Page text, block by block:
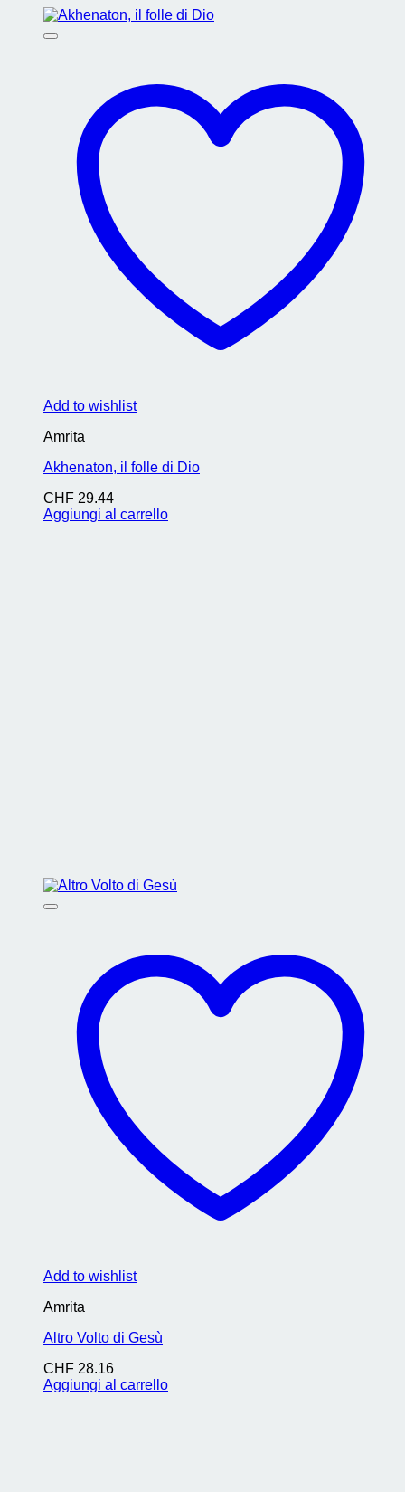
Add to wishlist
Amrita
Akhenaton, il folle di Dio
CHF 29.44
Aggiungi al carrello
Add to wishlist
Amrita
Altro Volto di Gesù
CHF 28.16
Aggiungi al carrello